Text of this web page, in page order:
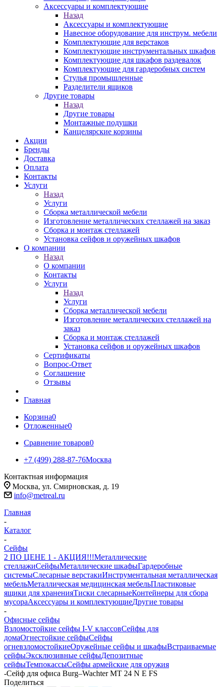
Аксессуары и комплектующие
Назад
Аксессуары и комплектующие
Навесное оборудование для инструм. мебели
Комплектующие для верстаков
Комплектующие инструментальных шкафов
Комплектующие для шкафов раздевалок
Комплектующие для гардеробных систем
Стулья промышленные
Разделители ящиков
Другие товары
Назад
Другие товары
Монтажные подушки
Канцелярские корзины
Акции
Бренды
Доставка
Оплата
Контакты
Услуги
Назад
Услуги
Сборка металлической мебели
Изготовление металлических стеллажей на заказ
Сборка и монтаж стеллажей
Установка сейфов и оружейных шкафов
О компании
Назад
О компании
Контакты
Услуги
Назад
Услуги
Сборка металлической мебели
Изготовление металлических стеллажей на
заказ
Сборка и монтаж стеллажей
Установка сейфов и оружейных шкафов
Сертификаты
Вопрос-Ответ
Соглашение
Отзывы
Главная
Корзина0
Отложенные0
Сравнение товаров0
+7 (499) 288-87-76Москва
Контактная информация
Москва, ул. Смирновская, д. 19
info@metreal.ru
Главная
-
Каталог
-
Сейфы
2 ПО ЦЕНЕ 1 - АКЦИЯ!!!Металлические
стеллажиСейфыМеталлические шкафыГардеробные
системыСлесарные верстакиИнструментальная металлическая
мебельМеталлическая медицинская мебельПластиковые
ящики для храненияТиски слесарныеКонтейнеры для сбора
мусораАксессуары и комплектующиеДругие товары
-
Офисные сейфы
Взломостойкие сейфы I-V классовСейфы для
домаОгнестойкие сейфыСейфы
огневзломостойкиеОружейные сейфы и шкафыВстраиваемые
сейфыЭксклюзивные сейфыДепозитные
сейфыТемпокассыСейфы армейские для оружия
-Сейф для офиса Burg–Wachter MT 24 N E FS
Поделиться